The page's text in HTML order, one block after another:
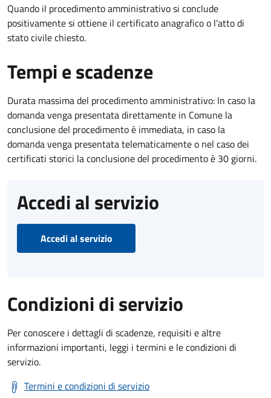
Quando il procedimento amministrativo si conclude
positivamente si ottiene il certificato anagrafico o l'atto di
stato civile chiesto.
Tempi e scadenze
Durata massima del procedimento amministrativo: In caso la
domanda venga presentata direttamente in Comune la
conclusione del procedimento è immediata, in caso la
domanda venga presentata telematicamente o nel caso dei
certificati storici la conclusione del procedimento è 30 giorni.
Accedi al servizio
Accedi al servizio
Condizioni di servizio
Per conoscere i dettagli di scadenze, requisiti e altre
informazioni importanti, leggi i termini e le condizioni di
servizio.
Termini e condizioni di servizio